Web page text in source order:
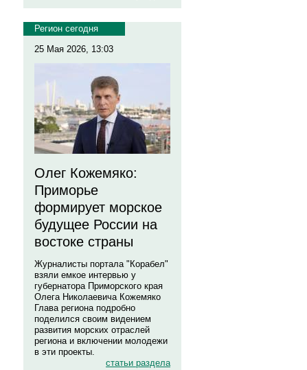
Регион сегодня
25 Мая 2026, 13:03
Олег Кожемяко:
Приморье
формирует морское
будущее России на
востоке страны
Журналисты портала "Корабел"
взяли емкое интервью у
губернатора Приморского края
Олега Николаевича Кожемяко
Глава региона подробно
поделился своим видением
развития морских отраслей
региона и включении молодежи
в эти проекты.
статьи раздела